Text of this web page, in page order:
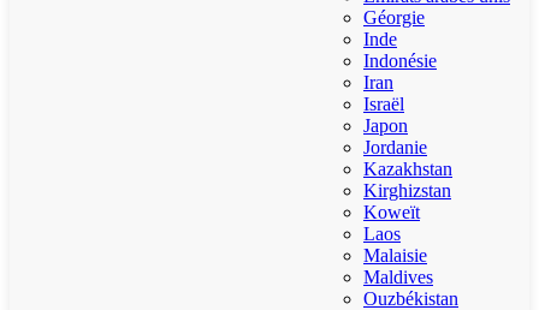
Géorgie
Inde
Indonésie
Iran
Israël
Japon
Jordanie
Kazakhstan
Kirghizstan
Koweït
Laos
Malaisie
Maldives
Ouzbékistan